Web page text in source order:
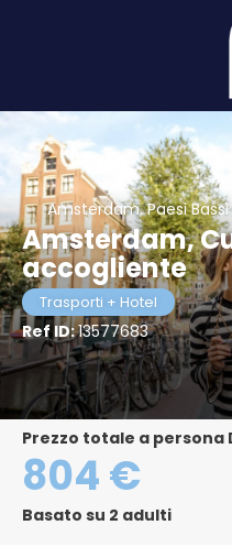
Amsterdam, Paesi Bassi
Amsterdam,
accogliente
Trasporti + Hotel
Ref ID:13577683
Prezzo totale a persona
804 €
Basato su 2 adulti